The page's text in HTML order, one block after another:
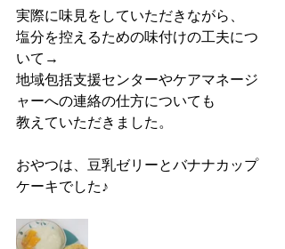
実際に味見をしていただきながら、
塩分を控えるための味付けの工夫につ
いて→
地域包括支援センターやケアマネージ
ャーへの連絡の仕方についても
教えていただきました。
おやつは、豆乳ゼリーとバナナカップ
ケーキでした♪